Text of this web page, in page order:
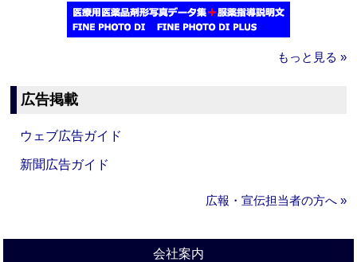
もっと見る »
広告掲載
ウェブ広告ガイド
新聞広告ガイド
広報・宣伝担当者の方へ »
会社案内